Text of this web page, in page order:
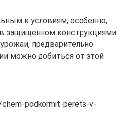
к условиям, особенно,
защищенном конструкциями
предварительно
можно добиться от этой
podkormit-perets-v-